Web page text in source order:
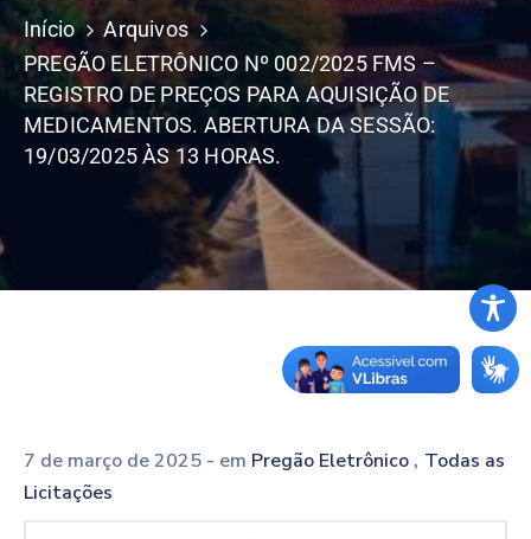
Início
Arquivos
PREGÃO ELETRÔNICO Nº 002/2025 FMS –
REGISTRO DE PREÇOS PARA AQUISIÇÃO DE
MEDICAMENTOS. ABERTURA DA SESSÃO:
19/03/2025 ÀS 13 HORAS.
7 de março de 2025 - em Pregão Eletrônico , Todas as
Licitações